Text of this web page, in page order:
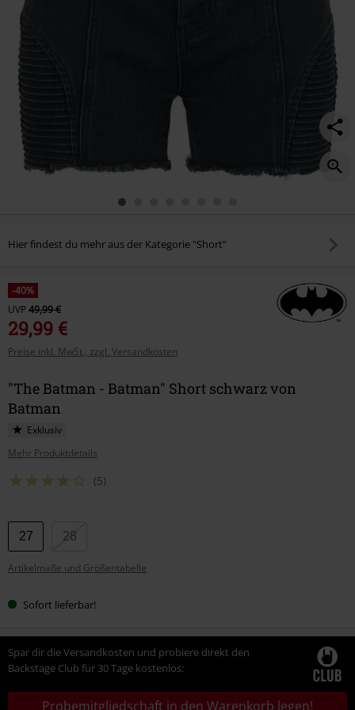
Hier findest du mehr aus der Kategorie "Short"
-40%
UVP49,99 €
29,99 €
Preise inkl. MwSt., zzgl. Versandkosten
"The Batman - Batman" Short schwarz von
Batman
Exklusiv
Mehr Produktdetails
(5)
Wähle
deine
Größe
27 28
Artikelmaße und Größentabelle
Sofort lieferbar!
Spar dir die Versandkosten und probiere direkt den
Backstage Club für 30 Tage kostenlos:
Probemitgliedschaft in den Warenkorb legen!